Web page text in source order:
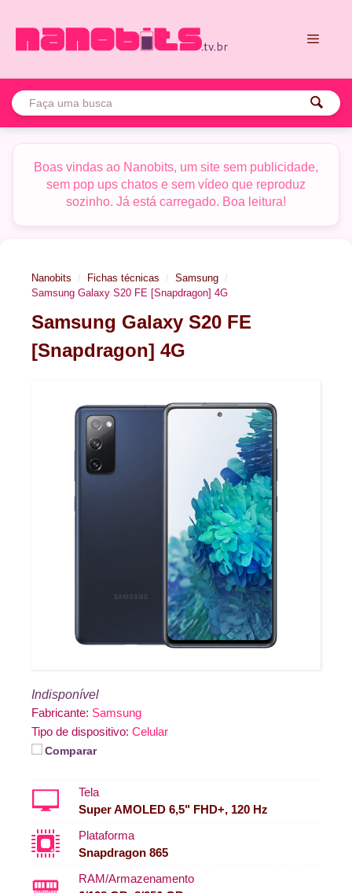
para
Boas vindas ao Nanobits, um site sem publicidade,
sem pop ups chatos e sem vídeo que reproduz
sozinho. Já está carregado. Boa leitura!
Nanobits Fichas técnicas
Samsung
Samsung Galaxy S20 FE [Snapdragon] 4G
Samsung Galaxy S20 FE
[Snapdragon] 4G
Indisponível
Fabricante: Samsung
Tipo de dispositivo: Celular
Comparar
Tela
Super AMOLED 6,5" FHD+, 120 Hz
Plataforma
Snapdragon 865
RAM/Armazenamento